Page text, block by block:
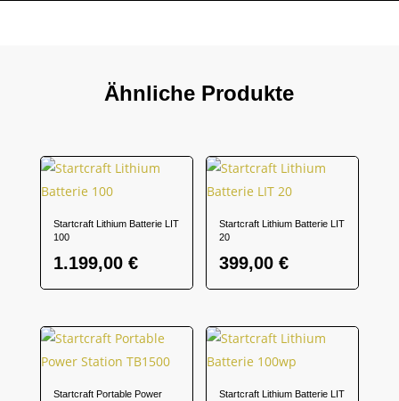
Ähnliche Produkte
Startcraft Lithium Batterie LIT
100
1.199,00 €
Startcraft Lithium Batterie LIT
20
399,00€
Startcraft Portable Power
Startcraft Lithium Batterie LIT